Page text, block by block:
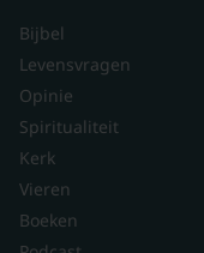
Bijbel
Levensvragen
Opinie
Spiritualiteit
Kerk
Vieren
Boeken